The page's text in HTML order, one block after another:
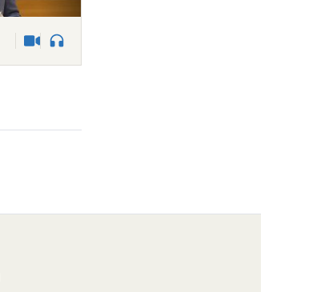
VidéoAudio